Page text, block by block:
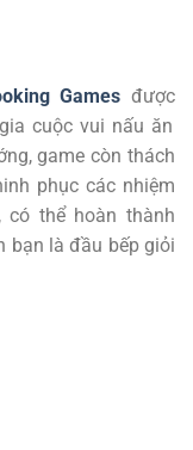
Games được
cuộc vui nấu ăn
game còn thách
phục các nhiệm
có thể hoàn thành
bạn là đầu bếp giỏi